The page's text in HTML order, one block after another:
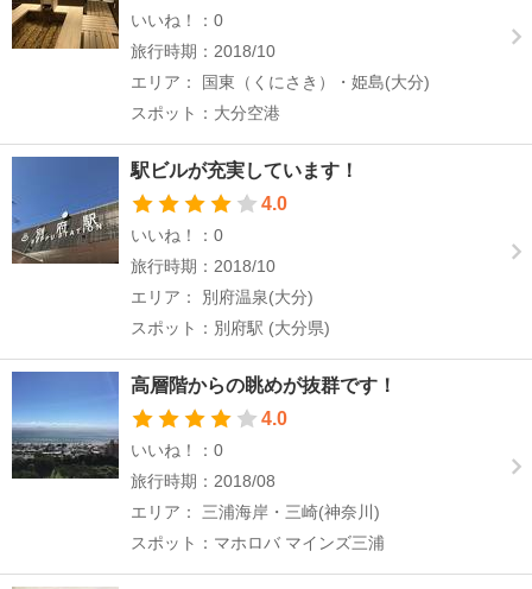
いいね！：0
旅行時期：2018/10
エリア： 国東（くにさき）・姫島(大分)
スポット：大分空港
駅ビルが充実しています！
4.0
いいね！：0
旅行時期：2018/10
エリア： 別府温泉(大分)
スポット：別府駅 (大分県)
高層階からの眺めが抜群です！
4.0
いいね！：0
旅行時期：2018/08
エリア： 三浦海岸・三崎(神奈川)
スポット：マホロバ マインズ三浦